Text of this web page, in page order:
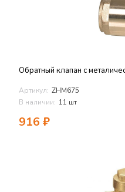
Обратный клапан с
Артикул: ZHM675
В наличии: 11 шт
916 ₽